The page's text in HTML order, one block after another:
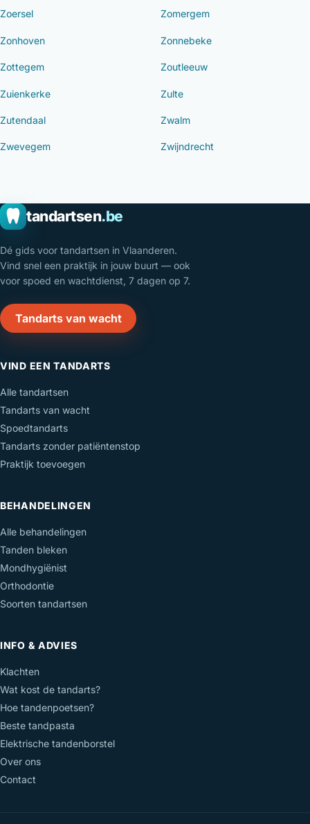
Zoersel Zomergem
Zonhoven Zonnebeke
Zottegem Zoutleeuw
Zuienkerke Zulte
Zutendaal Zwalm
Zwevegem Zwijndrecht
tandartsen.be
Dé gids voor tandartsen in Vlaanderen.
Vind snel een praktijk in jouw buurt — ook
voor spoed en wachtdienst, 7 dagen op 7.
Tandarts van wacht
VIND EEN TANDARTS
Alle tandartsen
Tandarts van wacht
Spoedtandarts
Tandarts zonder patiëntenstop
Praktijk toevoegen
BEHANDELINGEN
Alle behandelingen
Tanden bleken
Mondhygiënist
Orthodontie
Soorten tandartsen
INFO & ADVIES
Klachten
Wat kost de tandarts?
Hoe tandenpoetsen?
Beste tandpasta
Elektrische tandenborstel
Over ons
Contact